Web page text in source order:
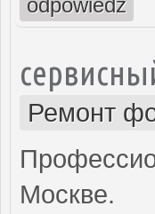
Ремонт
Москве.